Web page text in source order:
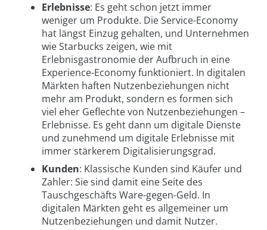
Erlebnisse: Es geht schon jetzt immer
weniger um Produkte. Die Service-Economy
hat längst Einzug gehalten, und Unternehmen
wie Starbucks zeigen, wie mit
Erlebnisgastronomie der Aufbruch in eine
Experience-Economy funktioniert. In digitalen
Märkten haften Nutzenbeziehungen nicht
mehr am Produkt, sondern es formen sich
viel eher Geflechte von Nutzenbeziehungen –
Erlebnisse. Es geht dann um digitale Dienste
und zunehmend um digitale Erlebnisse mit
immer stärkerem Digitalisierungsgrad.
Kunden: Klassische Kunden sind Käufer und
Zahler: Sie sind damit eine Seite des
Tauschgeschäfts Ware-gegen-Geld. In
digitalen Märkten geht es allgemeiner um
Nutzenbeziehungen und damit Nutzer.